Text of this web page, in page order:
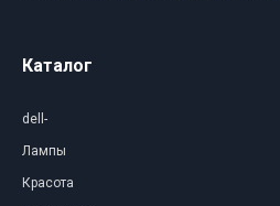
Каталог
dell-
Лампы
Красота